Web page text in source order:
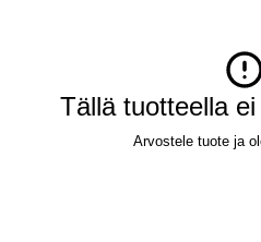
Tällä tuotteella
Arvostele tuote ja